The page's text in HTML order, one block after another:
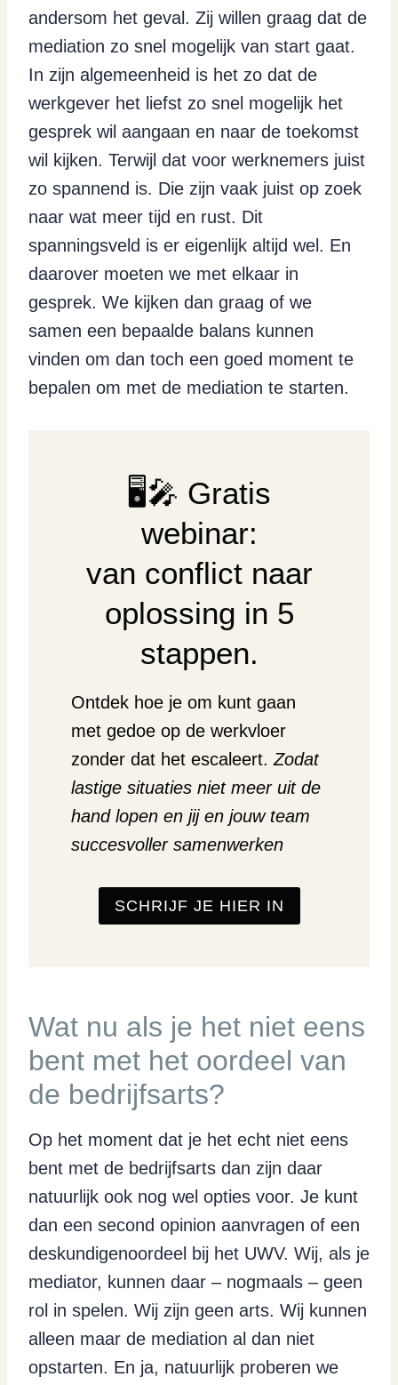
andersom het geval. Zij willen graag dat de
mediation zo snel mogelijk van start gaat.
In zijn algemeenheid is het zo dat de
werkgever het liefst zo snel mogelijk het
gesprek wil aangaan en naar de toekomst
wil kijken. Terwijl dat voor werknemers juist
zo spannend is. Die zijn vaak juist op zoek
naar wat meer tijd en rust. Dit
spanningsveld is er eigenlijk altijd wel. En
daarover moeten we met elkaar in
gesprek. We kijken dan graag of we
samen een bepaalde balans kunnen
vinden om dan toch een goed moment te
bepalen om met de mediation te starten.
🖥️🎤 Gratis
webinar:
van conflict naar
oplossing in 5
stappen.
Ontdek hoe je om kunt gaan
met gedoe op de werkvloer
zonder dat het escaleert. Zodat
lastige situaties niet meer uit de
hand lopen en jij en jouw team
succesvoller samenwerken
SCHRIJF JE HIER IN
Wat nu als je het niet eens
bent met het oordeel van
de bedrijfsarts?
Op het moment dat je het echt niet eens
bent met de bedrijfsarts dan zijn daar
natuurlijk ook nog wel opties voor. Je kunt
dan een second opinion aanvragen of een
deskundigenoordeel bij het UWV. Wij, als je
mediator, kunnen daar – nogmaals – geen
rol in spelen. Wij zijn geen arts. Wij kunnen
alleen maar de mediation al dan niet
opstarten. En ja, natuurlijk proberen we